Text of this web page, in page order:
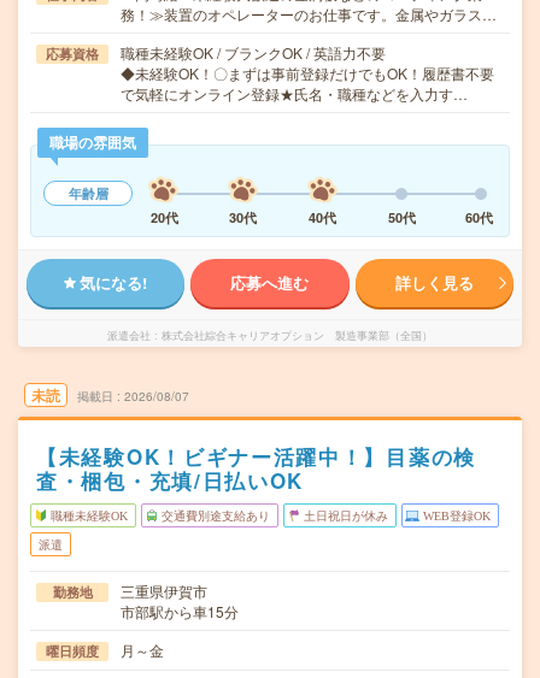
務！≫装置のオペレーターのお仕事です。金属やガラス…
応募資格
職種未経験OK / ブランクOK / 英語力不要
◆未経験OK！〇まずは事前登録だけでもOK！履歴書不要
で気軽にオンライン登録★氏名・職種などを入力す…
職場の雰囲気
年齢層
20代
30代 40代 50代 60代
気になる! 応募へ進む 詳しく見る
派遣会社 株式会社綜合キャリアオプション 製造事業部（全国）
未読 掲載日 2026/08/07
【未経験OK！ビギナー活躍中！】目薬の検
査・梱包・充填/日払いOK
職種未経験OK 交通費別途支給あり 土日祝日が休み WEB登録OK
派遣
勤務地
三重県伊賀市
市部駅から車15分
曜日頻度 月～金